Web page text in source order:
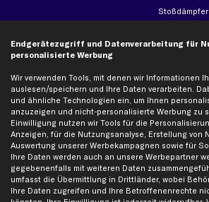
Stoßdämpfer
Audi Ersatzteile
BMW Ersatzteile
Ford Ersatzteile
Mercedes-Benz Ersatzteile
Opel Ersatzteile
Peugeot Ersatzteile
Renault Ersatzteile
Endgerätezugriff und Datenverarbeitung für
personalisierte Werbung
Wir verwenden Tools, mit denen wir Informationen
auslesen/speichern und Ihre Daten verarbeiten.
und ähnliche Technologien ein, um Ihnen
anzuzeigen und nicht-personalisierte Werbung zu
Einwilligung nutzen wir Tools für die
Anzeigen, für die Nutzungsanalyse, Erstellung von
Auswertung unserer Werbekampagnen sowie für
Ihre Daten werden auch an unsere Werbepartner
gegebenenfalls mit weiteren Daten
umfasst die Übermittlung in Drittländer, wobei
Ihre Daten zugreifen und Ihre Betroffenenrechte